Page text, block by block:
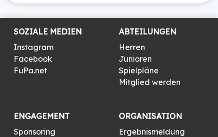
SOZIALE MEDIEN
Instagram
Facebook
FuPa.net
ABTEILUNGEN
Herren
Junioren
Spielpläne
Mitglied werden
ENGAGEMENT
Sponsoring
ORGANISATION
Ergebnismeldung